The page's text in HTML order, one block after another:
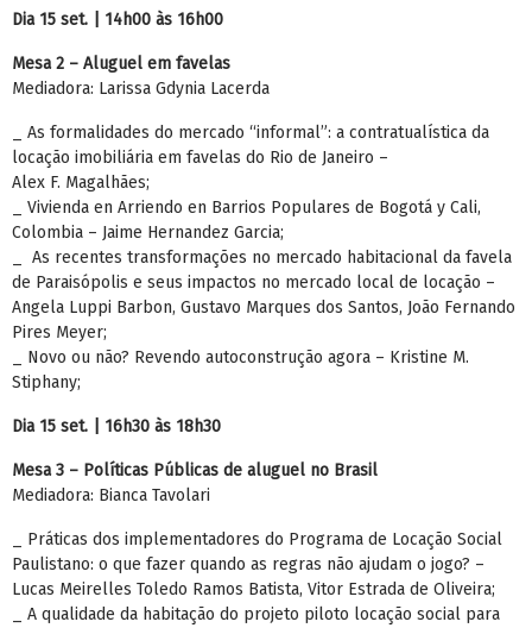
Dia 15 set. | 14h00 às 16h00
Mesa 2 – Aluguel em favelas
Mediadora: Larissa Gdynia Lacerda
_ As formalidades do mercado “informal”: a contratualística da
locação imobiliária em favelas do Rio de Janeiro –
Alex F. Magalhães;
_ Vivienda en Arriendo en Barrios Populares de Bogotá y Cali,
Colombia – Jaime Hernandez Garcia;
_ As recentes transformações no mercado habitacional da favela
de Paraisópolis e seus impactos no mercado local de locação –
Angela Luppi Barbon, Gustavo Marques dos Santos, João Fernando
Pires Meyer;
_ Novo ou não? Revendo autoconstrução agora – Kristine M.
Stiphany;
Dia 15 set. | 16h30 às 18h30
Mesa 3 – Políticas Públicas de aluguel no Brasil
Mediadora: Bianca Tavolari
_ Práticas dos implementadores do Programa de Locação Social
Paulistano: o que fazer quando as regras não ajudam o jogo? –
Lucas Meirelles Toledo Ramos Batista, Vitor Estrada de Oliveira;
_ A qualidade da habitação do projeto piloto locação social para